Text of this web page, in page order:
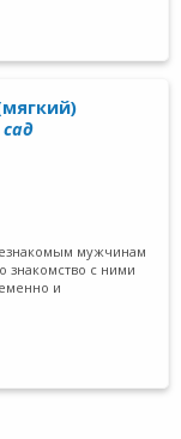
мужчинам
знакомство с ними
и